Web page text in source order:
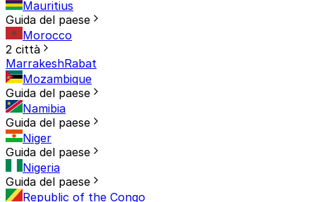
Mauritius
Guida del paese
Morocco
2 città
MarrakeshRabat
Mozambique
Guida del paese
Namibia
Guida del paese
Niger
Guida del paese
Nigeria
Guida del paese
Republic of the Congo